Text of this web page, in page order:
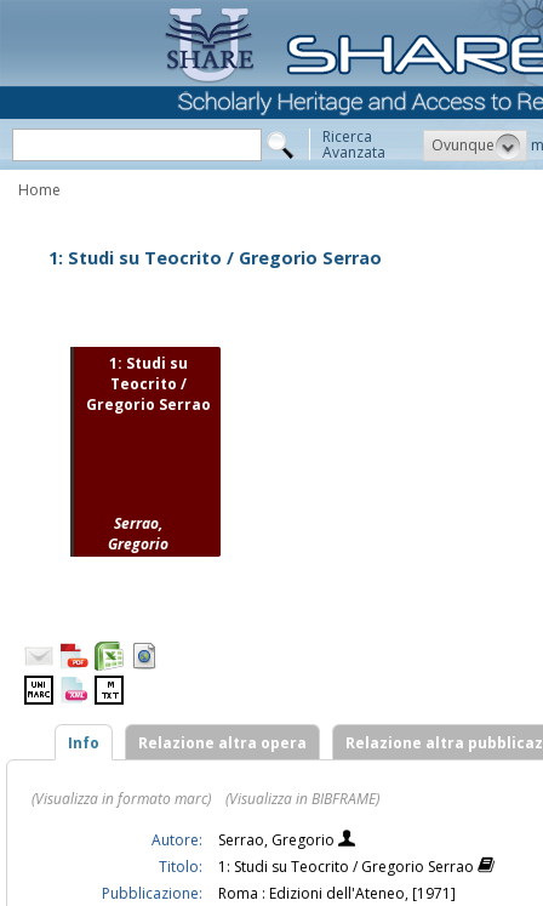
Ricerca
Avanzata Ovunque
Home
1: Studi su Teocrito / Gregorio Serrao
1: Studi su
Teocrito /
Gregorio Serrao
Serrao,
Gregorio
Info Relazione altra opera Relazione altra
(Visualizza in formato marc)
(Visualizza in BIBFRAME)
Autore:
Serrao, Gregorio
Titolo:
1: Studi su Teocrito / Gregorio Serrao
Pubblicazione:
Roma : Edizioni dell'Ateneo, [1971]